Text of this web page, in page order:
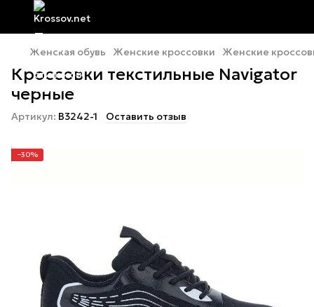
Женская обувь Женские кроссовки Женские
Кроссовки текстильные Navigator
черные
Артикул: B3242-1 Оставить отзыв
−30%